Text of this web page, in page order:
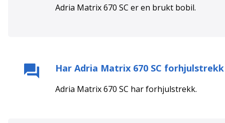
Adria Matrix 670 SC er en brukt bobil.
Har Adria Matrix 670 SC
Adria Matrix 670 SC harforhjulstrekk.